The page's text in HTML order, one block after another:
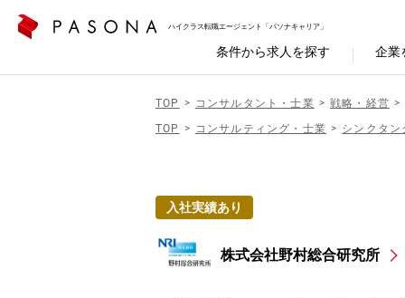
ハイクラス転職エージェント「パソナキャリア」
条件から求人を探す 企業
TOP コンサルタント・士業
戦略・経営
TOP
コンサルティング・士業 シンクタン
入社実績あり
株式会社野村総合研究所